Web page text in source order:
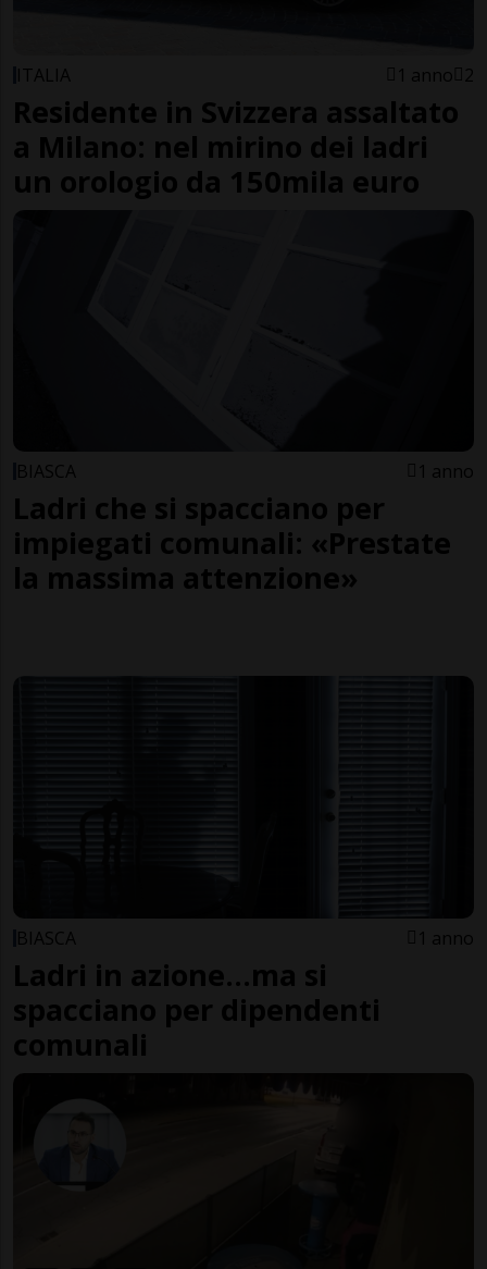
ITALIA 1 anno 2
Residente in Svizzera assaltato
a Milano: nel mirino dei ladri
un orologio da 150mila euro
BIASCA 1 anno
Ladri che si spacciano per
impiegati comunali: «Prestate
la massima attenzione»
BIASCA 1 anno
Ladri in azione…ma si
spacciano per dipendenti
comunali